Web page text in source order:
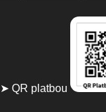
➤ QR platbou